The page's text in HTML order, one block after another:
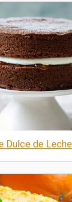
Dulce de Leche